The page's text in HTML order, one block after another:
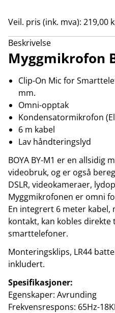
Veil. pris (ink. mva): 219,00
Beskrivelse
Myggmikrofon
Clip-On Mic for
mm.
Omni-opptak
Kondensatormikrofon
6 m kabel
Lav håndteringslyd
BOYA BY-M1 er en allsidig
videobruk, og er også
DSLR, videokameraer,
Myggmikrofonen er omni
En integrert 6 meter
kontakt, kan kobles
smarttelefoner.
Monteringsklips, LR44
inkludert.
Spesifikasjoner:
Egenskaper: Avrunding
Frekvensrespons: 65Hz-